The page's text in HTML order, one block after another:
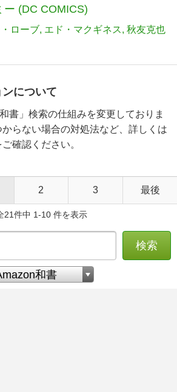
ー (DC COMICS)
ローブ エド・マクギネス 秋友克也
について
書」検索の仕組みを変更しておりま
らない場合の対処法など、詳しくは
ご確認ください。
2 3 最後
21件中 1-10 件を表示
検索